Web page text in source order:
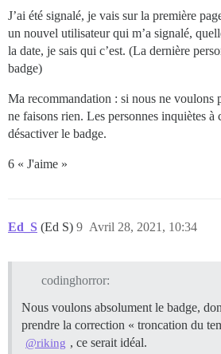
J’ai été signalé, je vais sur la première
un nouvel utilisateur qui m’a signalé,
la date, je sais qui c’est. (La dernière
badge)
Ma recommandation : si nous ne voulons
ne faisons rien. Les personnes inquiètes à
désactiver le badge.
6 « J'aime »
Ed_S (Ed S) Avril 28, 2021, 10:34
9
codinghorror:
Nous voulons absolument le badge,
prendre la correction « troncation du
@riking , ce serait idéal.